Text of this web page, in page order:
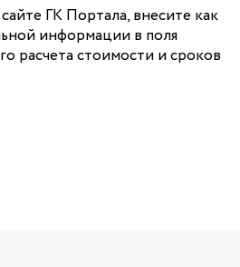
ГК Портала, внесите как
информации в поля
расчета стоимости и сроков